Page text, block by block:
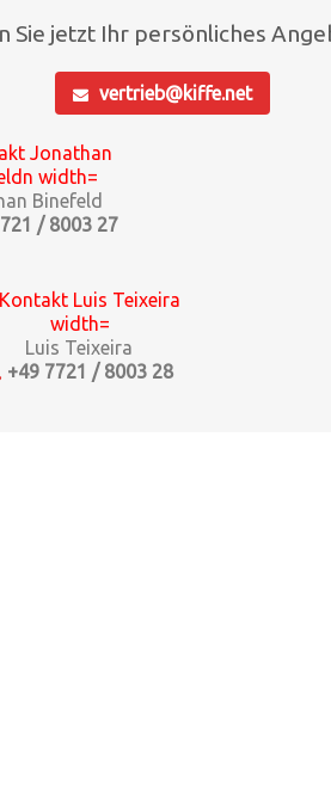
Sie jetzt Ihr persönliches
vertrieb@kiffe.net
Binefeld
/ 8003 27
Luis Teixeira
+49 7721 / 8003 28